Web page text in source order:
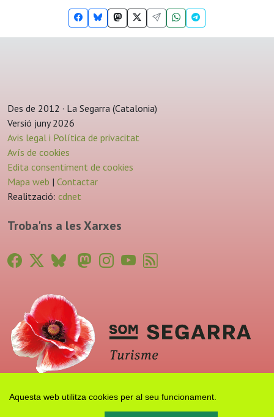
Aquesta web utilitza cookies per al seu funcionament.
Des de 2012 · La Segarra (Catalonia)
Versió juny 2026
Avis legal i Política de privacitat
Avís de cookies
Edita consentiment de cookies
Mapa web | Contactar
Realització: cdnet
Troba'ns a les Xarxes